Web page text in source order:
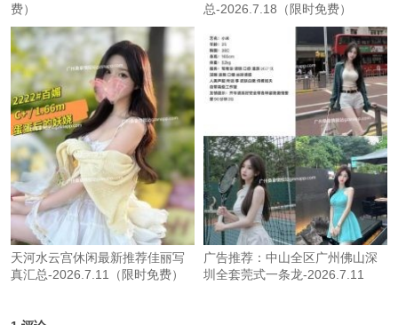
费）
总-2026.7.18（限时免费）
天河水云宫休闲最新推荐佳丽写
真汇总-2026.7.11（限时免费）
广告推荐：中山全区广州佛山深
圳全套莞式一条龙-2026.7.11